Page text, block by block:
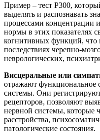
Пример – тест P300,
выделять и распознавать
процессами концентрации
нормы в этих показателях
когнитивных функций, что
последствиях черепно-
неврологических,
Висцеральные или
отражают функциональное
системы. Они
рецепторов, позволяют
нервной системы, которые
расстройства,
патологические состояния.